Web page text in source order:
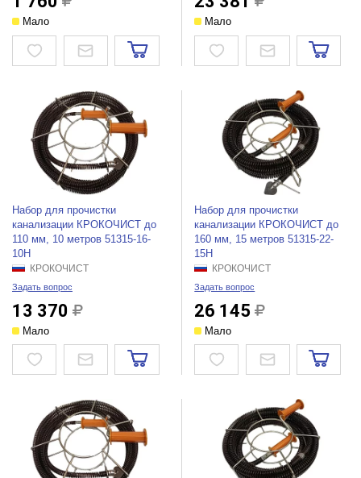
Мало Мало
Набор для прочистки
канализации КРОКОЧИСТ до
110 мм, 10 метров 51315-16-
10Н
КРОКОЧИСТ
Задать вопрос
13 370
Мало
Набор для прочистки
канализации КРОКОЧИСТ до
160 мм, 15 метров 51315-22-
15Н
КРОКОЧИСТ
Задать вопрос
26 145
Мало